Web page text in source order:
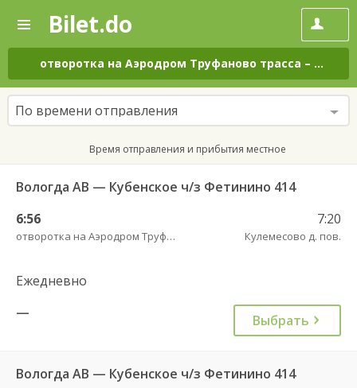
—
Поиск
и
покупка
билетов
на
автобус
онлайн
Bilet.do
отворотка на Аэродром Труфаново трасса –
По времени отправления
Время отправления и прибытия местное
Вологда АВ — Кубенское ч/з Фетинино 414
6:56
отворотка на Аэродром Труфаново трасса
7:20
Кулемесово д. пов.
Ежедневно
—
Выбрать
Вологда АВ — Кубенское ч/з Фетинино 414